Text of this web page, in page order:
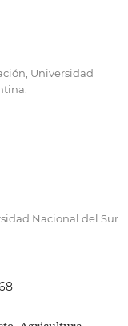
Universidad
Nacional del Sur